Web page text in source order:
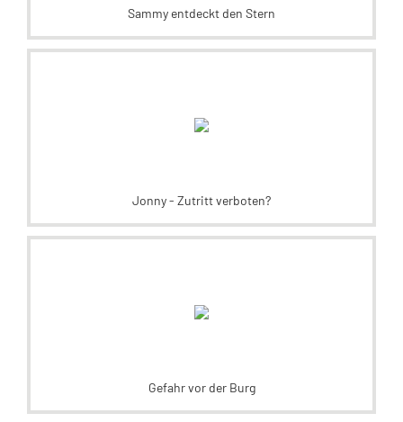
Sammy entdeckt den Stern
Jonny - Zutritt verboten?
Gefahr vor der Burg